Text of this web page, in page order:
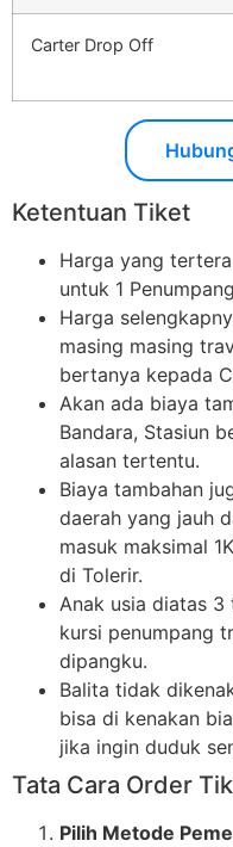
Carter Drop Off
Ketentuan Tiket
Harga yang
untuk 1
Harga
masing masing
bertanya kepada
Akan ada biaya
Bandara, Stasiun
alasan tertentu.
Biaya tambahan
daerah yang jauh
masuk maksimal
di Tolerir.
Anak usia diatas 3
kursi penumpang
dipangku.
Balita tidak
bisa di kenakan
jika ingin duduk
Tata Cara Order
Pilih Metode